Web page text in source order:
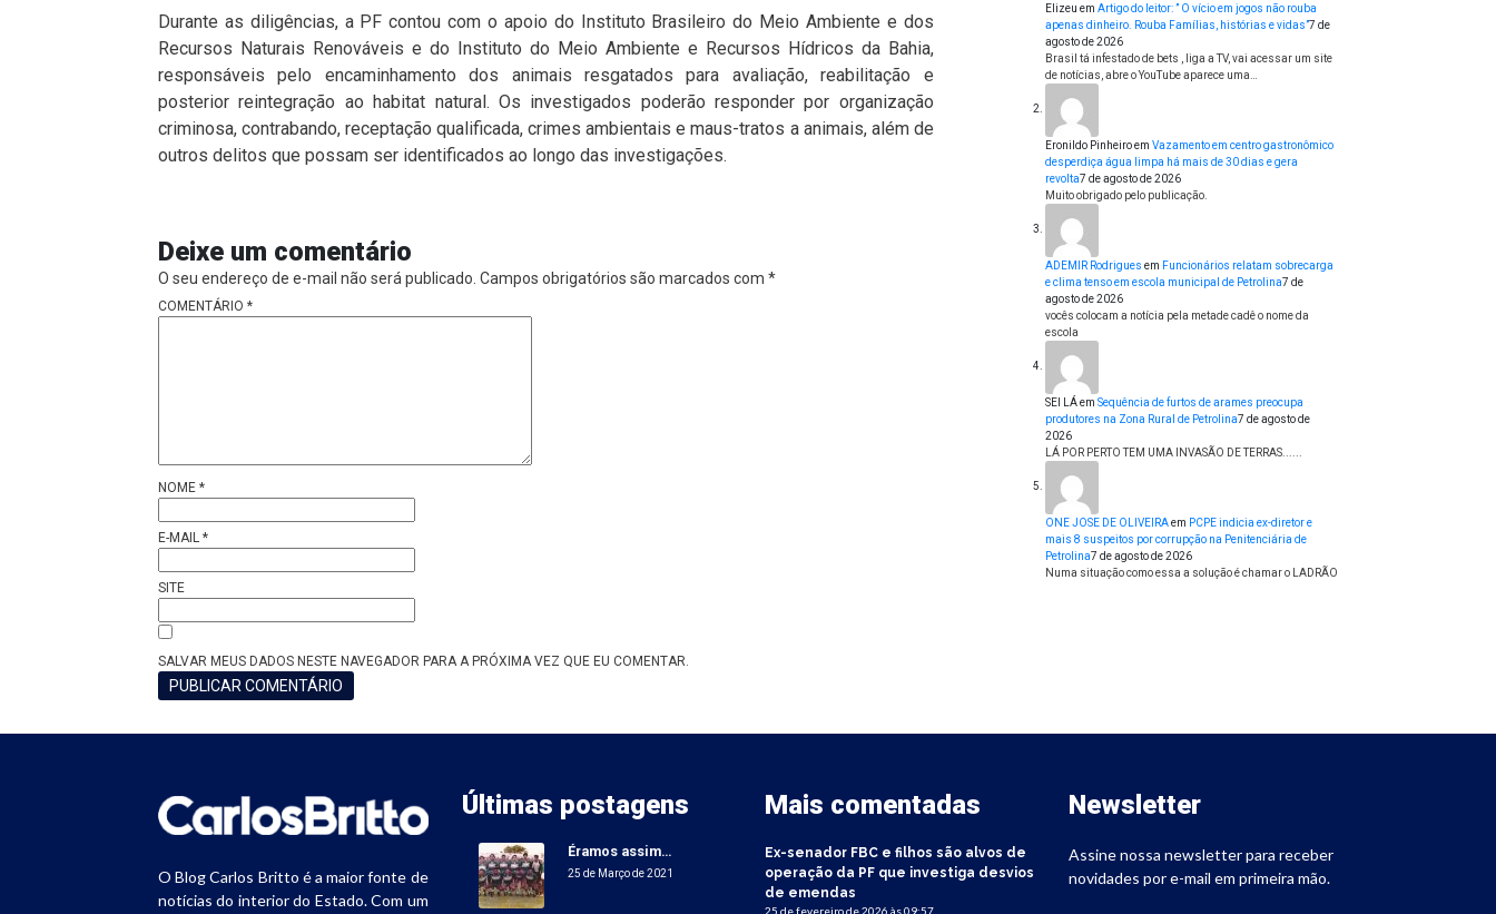
Durante as diligências, a P Fcontoucomo apoio do
Instituto Brasileiro do Meio Ambiente e dos
Recursos Naturais Renováveis e do Instituto do Meio Ambiente e Recursos Hídricos da Bahia,
responsáveispelo encaminhamentodos animaisresgatadospara avaliação,reabilitação e
posteriorreintegração ao habitat natural. Os investigados poderão responderpor organização
criminosa,contrabando,receptaçãoqualificada,crimesambientaisemaus-tratos a animais, além de
outros delitos que possam ser identificados ao longo das investigações.
Deixe um comentário
O seu endereço de e-mail não será publicado. Campos obrigatórios são marcados com *
COMENTÁRIO *
NOME *
E-MAIL *
SITE
SALVAR MEUS DADOS NESTE NAVEGADOR PARA A PRÓXIMA VEZ QUE EU COMENTAR.
Elizeu em Artigo do leitor: ” O vício em jogos não rouba
apenas dinheiro. Rouba Famílias, histórias e vidas”7 de
agosto de 2026
Brasil tá infestado de bets , liga a TV, vai acessar um site
de notícias, abre o YouTube aparece uma…
Eronildo Pinheiroem Vazamento em centro gastronômico
desperdiça água limpa há mais de 30 dias e gera
revolta7 de agosto de 2026
Muito obrigado pelo publicação.
ADEMIR Rodrigues em Funcionários relatam sobrecarga
e clima tenso em escola municipal de Petrolina7 de
agosto de 2026
vocês colocam a notícia pela metade cadê o nome da
escola
SEI LÁem Sequência de furtos de arames preocupa
produtores na Zona Rural de Petrolina7 de agosto de
2026
LÁ POR PERTO TEM UMA INVASÃO DE TERRAS......
ONE JOSE DE OLIVEIRAem PCPE indicia ex-diretor e
mais 8 suspeitos por corrupção na Penitenciária de
Petrolina7 de agosto de 2026
Numa situação como essa a solução é chamar o LADRÃO
O Blog Carlos Britto é a maior fonte de
notícias do interior do Estado. Com um
Últimas postagens
Éramos assim…
25 de Março de 2021
Mais comentadas
Ex-senador FBC e filhos são alvos de
operação da PF que investiga desvios
de emendas
25 de fevereiro de 2026 às 09:57
Newsletter
Assine nossa newsletter para receber
novidades por e-mail em primeira mão.